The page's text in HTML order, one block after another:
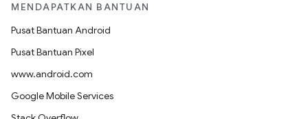
MENDAPATKAN BANTUAN
Pusat Bantuan Android
Pusat Bantuan Pixel
www.android.com
Google Mobile Services